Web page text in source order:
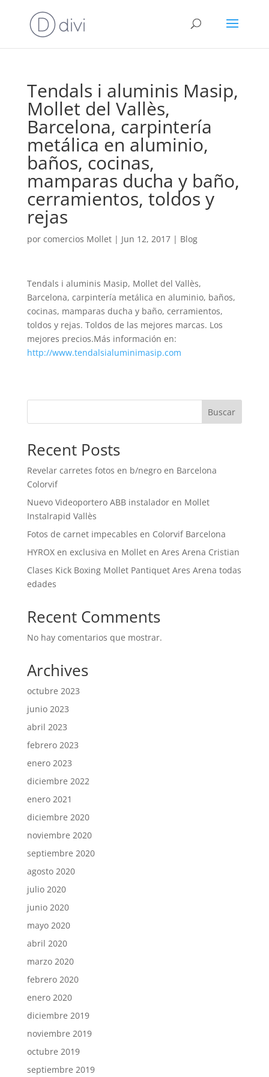
Tendals i aluminis Masip,
Mollet del Vallès,
Barcelona, carpintería
metálica en aluminio,
baños, cocinas,
mamparas ducha y baño,
cerramientos, toldos y
rejas
por comercios Mollet| Jun 12, 2017| Blog
Tendals i aluminis Masip, Mollet del Vallès,
Barcelona, carpintería metálica en aluminio, baños,
cocinas, mamparas ducha y baño, cerramientos,
toldos y rejas. Toldos de las mejores marcas. Los
mejores precios.Más información en:
http://www.tendalsialuminimasip.com
Buscar
Recent Posts
Revelar carretes fotos en b/negro en Barcelona
Colorvif
Nuevo Videoportero ABB instalador en Mollet
Instalrapid Vallès
Fotos de carnet impecables en Colorvif Barcelona
HYROX en exclusiva en Mollet en Ares Arena Cristian
Clases Kick Boxing Mollet Pantiquet Ares Arena todas
edades
Recent Comments
No hay comentarios que mostrar.
Archives
octubre 2023
junio 2023
abril 2023
febrero 2023
enero 2023
diciembre 2022
enero 2021
diciembre 2020
noviembre 2020
septiembre 2020
agosto 2020
julio 2020
junio 2020
mayo 2020
abril 2020
marzo 2020
febrero 2020
enero 2020
diciembre 2019
noviembre 2019
octubre 2019
septiembre 2019